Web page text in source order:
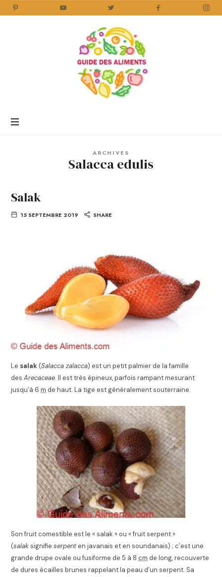
Aliments
ARCHIVES
Salacca edulis
Salak
15 SEPTEMBRE 2019 SHARE
Le salak(Salacca zalacca) est un petit palmier de la famille
desArecaceae. Il est très épineux, parfois rampant mesurant
jusqu’à 6m de haut. La tige est généralement souterraine.
Son fruit comestible est le « salak » ou « fruit serpent »
(salaksignifieserpenten javanais et en soundanais) ; c’est une
grande drupe ovale ou fusiforme de 5 à 8cm de long, recouverte
de dures écailles brunes rappelant la peau d’un serpent. Sa